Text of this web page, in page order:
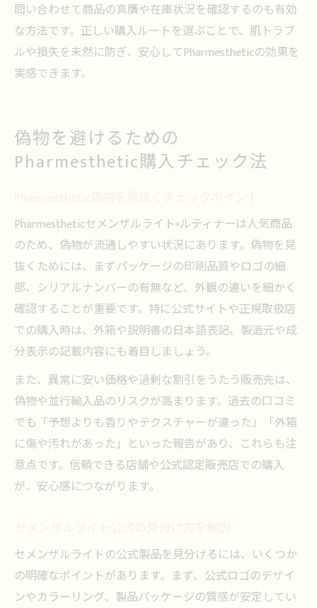
問い合わせて商品の真贋や在庫状況を確認するのも有効
な方法です。正しい購入ルートを選ぶことで、肌トラブ
ルや損失を未然に防ぎ、安心してPharmestheticの効果を
実感できます。
偽物を避けるための
Pharmesthetic購入チェック法
Pharmesthetic偽物を見抜くチェックポイント
Pharmestheticセメンザルライト×ルティナーは人気商品
のため、偽物が流通しやすい状況にあります。偽物を見
抜くためには、まずパッケージの印刷品質やロゴの細
部、シリアルナンバーの有無など、外観の違いを細かく
確認することが重要です。特に公式サイトや正規取扱店
での購入時は、外箱や説明書の日本語表記、製造元や成
分表示の記載内容にも着目しましょう。
また、異常に安い価格や過剰な割引をうたう販売先は、
偽物や並行輸入品のリスクが高まります。過去の口コミ
でも「予想よりも香りやテクスチャーが違った」「外箱
に傷や汚れがあった」といった報告があり、これらも注
意点です。信頼できる店舗や公式認定販売店での購入
が、安心感につながります。
セメンザルライト公式の見分け方を解説
セメンザルライトの公式製品を見分けるには、いくつか
の明確なポイントがあります。まず、公式ロゴのデザイ
ンやカラーリング、製品パッケージの質感が安定してい